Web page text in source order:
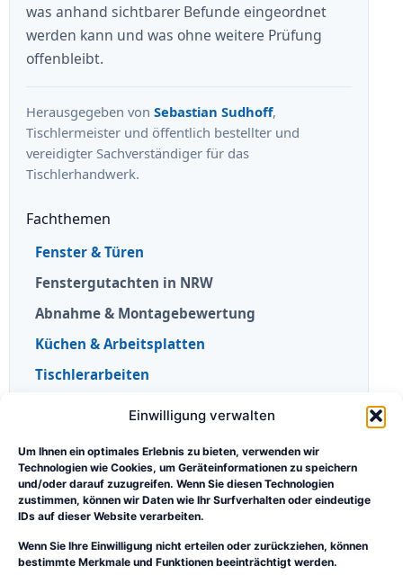
Einwilligung verwalten
Um Ihnen ein optimales Erlebnis zu bieten, verwenden wir
Technologien wie Cookies, um Geräteinformationen zu speichern
und/oder darauf zuzugreifen. Wenn Sie diesen Technologien
zustimmen, können wir Daten wie Ihr Surfverhalten oder eindeutige
IDs auf dieser Website verarbeiten.
Wenn Sie Ihre Einwilligung nicht erteilen oder zurückziehen, können
bestimmte Merkmale und Funktionen beeinträchtigt werden.
was anhand sichtbarer Befunde eingeordnet
werden kann und was ohne weitere Prüfung
offenbleibt.
Herausgegeben von Sebastian Sudhoff,
Tischlermeister und öffentlich bestellter und
vereidigter Sachverständiger für das
Tischlerhandwerk.
Fachthemen
Fenster & Türen
Fenstergutachten in NRW
Abnahme & Montagebewertung
Küchen & Arbeitsplatten
Tischlerarbeiten
Portal & Orientierung
Praxisberichte
Wissen & Orientierung
Rolle und Grenzen des Sachverständigen
Sebastian Sudhoff